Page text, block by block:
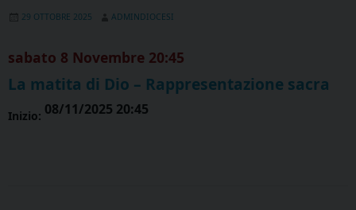
29 OTTOBRE 2025 ADMINDIOCESI
sabato 8 Novembre 20:45
La matita di Dio – Rappresentazione sacra
Inizio: 08/11/2025 20:45